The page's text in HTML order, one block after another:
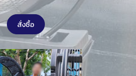
สั่งซื้อ